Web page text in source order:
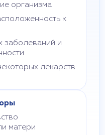
организма
к
заболеваний и
лекарств
матери